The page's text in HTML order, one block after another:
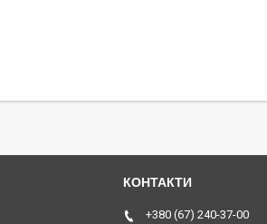
+380 (67) 240-37-00